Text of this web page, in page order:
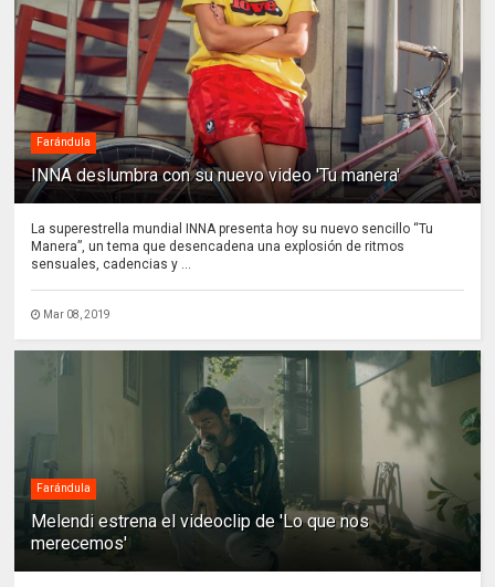
Farándula
INNA deslumbra con su nuevo video 'Tu manera'
La superestrella mundial INNA presenta hoy su nuevo sencillo “Tu
Manera”, un tema que desencadena una explosión de ritmos
sensuales, cadencias y ...
Mar 08, 2019
Farándula
Melendi estrena el videoclip de 'Lo que nos
merecemos'